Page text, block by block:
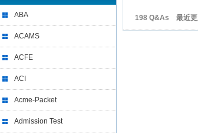
ABA
ACAMS
ACFE
ACI
Acme-Packet
Admission Test
198 Q&As 最近更